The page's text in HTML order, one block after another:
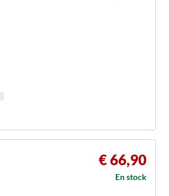
€ 66,90
En stock